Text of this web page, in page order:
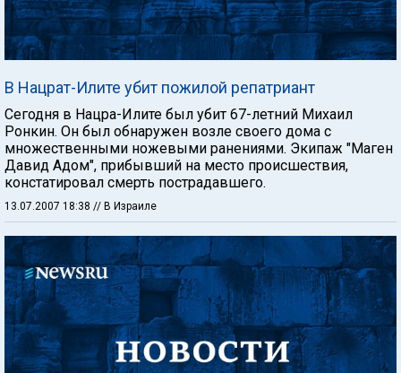
В Нацрат-Илите убит пожилой репатриант
Сегодня в Нацра-Илите был убит 67-летний Михаил
Ронкин. Он был обнаружен возле своего дома с
множественными ножевыми ранениями. Экипаж "Маген
Давид Адом", прибывший на место происшествия,
констатировал смерть пострадавшего.
13.07.2007 18:38 // В Израиле